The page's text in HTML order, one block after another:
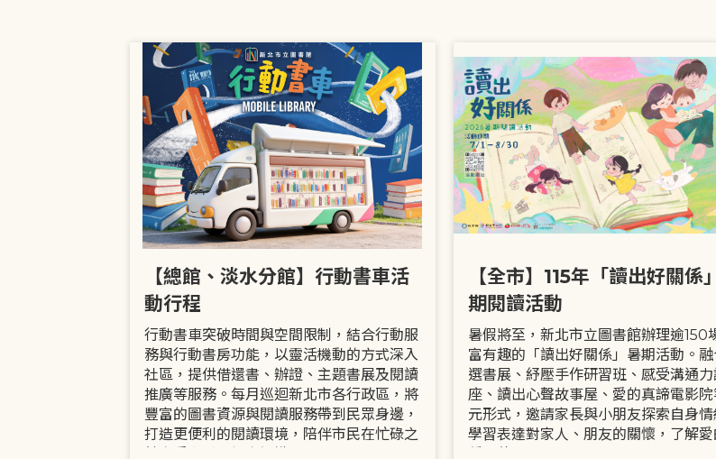
【總館、淡水分館】行動書車活
動行程
行動書車突破時間與空間限制，結合行動服
務與行動書房功能，以靈活機動的方式深入
社區，提供借還書、辦證、主題書展及閱讀
推廣等服務。每月巡迴新北市各行政區，將
豐富的圖書資源與閱讀服務帶到民眾身邊，
打造更便利的閱讀環境，陪伴市民在忙碌之
【全市】115年「讀出好關係
期閱讀活動
暑假將至，新北市立圖書館辦理逾150
富有趣的「讀出好關係」暑期活動。融
選書展、紓壓手作研習班、感受溝通力
座、讀出心聲故事屋、愛的真諦電影院
元形式，邀請家長與小朋友探索自身情
學習表達對家人、朋友的關懷，了解愛